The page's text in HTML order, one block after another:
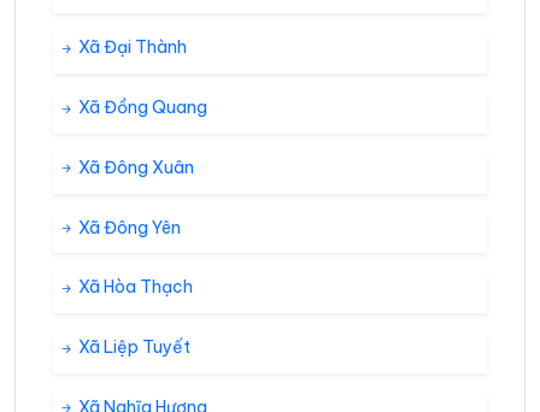
Xã Đại Thành
Xã Đồng Quang
Xã Đông Xuân
Xã Đông Yên
Xã Hòa Thạch
Xã Liệp Tuyết
Xã Nghĩa Hương